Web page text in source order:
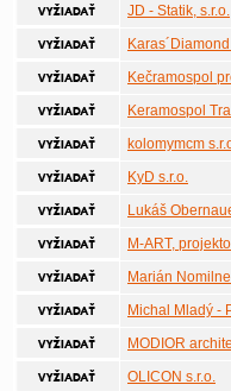
JD - Statik, s.r.o.
Kečramospol
Keramospol
kolomymcm
KyD s.r.o.
Lukáš
M-ART,
Marián
Michal Mladý -
MODIOR
OLICON s.r.o.